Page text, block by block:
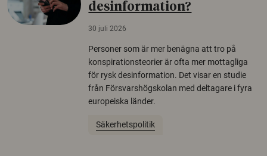
desinformation?
30 juli 2026
Personer som är mer benägna att tro på
konspirationsteorier är ofta mer mottagliga
för rysk desinformation. Det visar en studie
från Försvarshögskolan med deltagare i fyra
europeiska länder.
Säkerhetspolitik